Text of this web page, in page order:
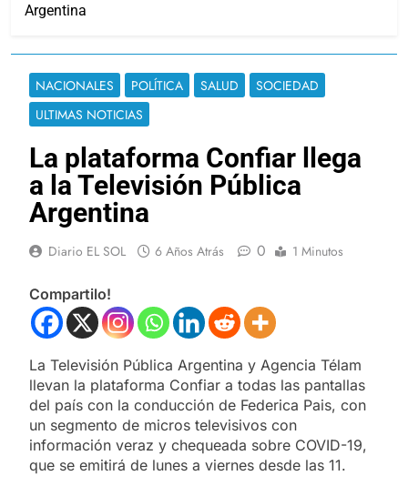
Argentina
NACIONALES POLÍTICA SALUD
SOCIEDAD
ULTIMAS NOTICIAS
La plataforma Confiar llega
a la Televisión Pública
Argentina
Diario EL SOL 6 Años Atrás 0 1 Minutos
Compartilo!
La Televisión Pública Argentina y Agencia Télam
llevan la plataforma Confiar a todas las pantallas
del país con la conducción de Federica Pais, con
un segmento de micros televisivos con
información veraz y chequeada sobre COVID-19,
que se emitirá de lunes a viernes desde las 11.